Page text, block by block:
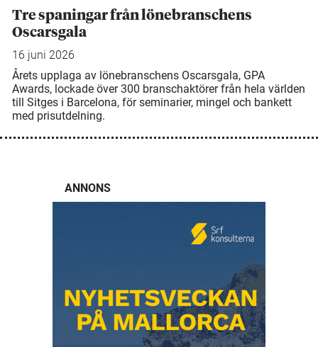
Tre spaningar från lönebranschens
Oscarsgala
16 juni 2026
Årets upplaga av lönebranschens Oscarsgala, GPA
Awards, lockade över 300 branschaktörer från hela världen
till Sitges i Barcelona, för seminarier, mingel och bankett
med prisutdelning.
ANNONS